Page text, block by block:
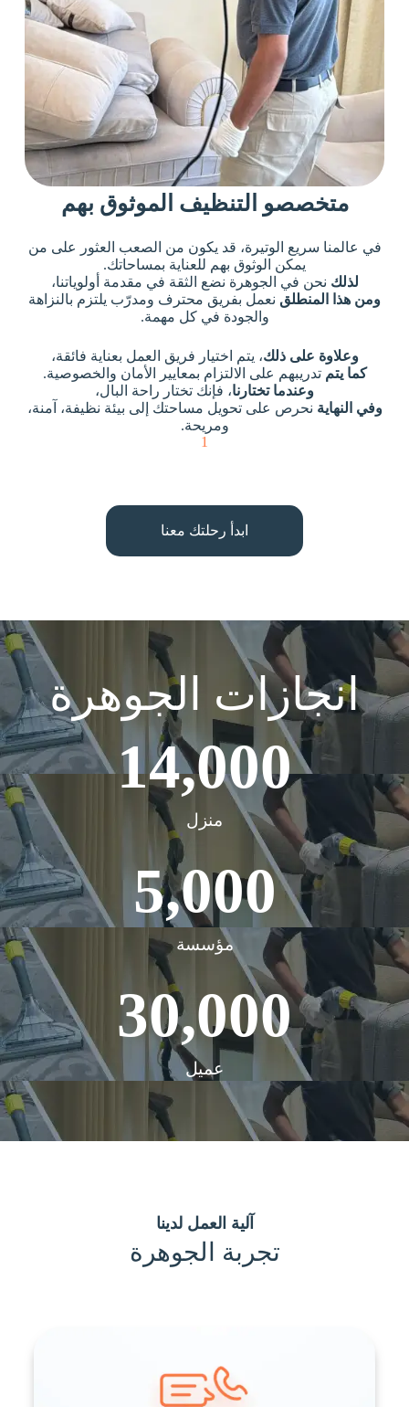
متخصصو التنظيف الموثوق بهم
في عالمنا سريع الوتيرة، قد يكون من الصعب العثور على من
يمكن الوثوق بهم للعناية بمساحاتك.
لذلك نحن في الجوهرة نضع الثقة في مقدمة أولوياتنا،
ومن هذا المنطلق نعمل بفريق محترف ومدرّب يلتزم بالنزاهة
والجودة في كل مهمة.
وعلاوة على ذلك، يتم اختيار فريق العمل بعناية فائقة،
كما يتم تدريبهم على الالتزام بمعايير الأمان والخصوصية.
وعندما تختارنا، فإنك تختار راحة البال،
وفي النهاية نحرص على تحويل مساحتك إلى بيئة نظيفة، آمنة،
ومريحة.
1
ابدأ رحلتك معنا
انجازات الجوهرة
منزل
14,000
مؤسسة
5,000
عميل
30,000
آلية العمل لدينا
تجربة الجوهرة